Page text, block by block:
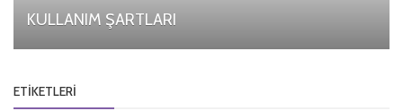
KULLANIM ŞARTLARI
ETIKETLERI